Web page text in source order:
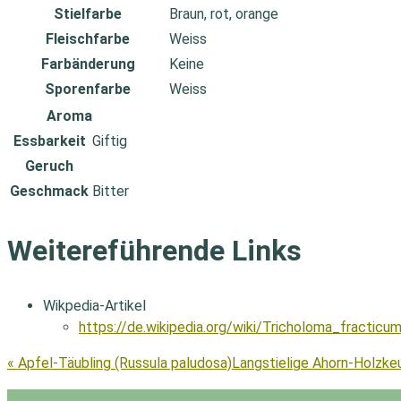
Stielfarbe
Braun, rot, orange
Fleischfarbe
Weiss
Farbänderung
Keine
Sporenfarbe
Weiss
Aroma
Essbarkeit Giftig
Geruch
Geschmack Bitter
Weitereführende Links
Wikpedia-Artikel
https://de.wikipedia.org/wiki/Tricholoma_fracticum
« Apfel-Täubling (Russula paludosa)Langstielige Ahorn-